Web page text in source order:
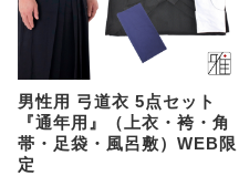
男性用 弓道衣 5点セット
『通年用』（上衣・袴・角
帯・足袋・風呂敷）WEB限
定